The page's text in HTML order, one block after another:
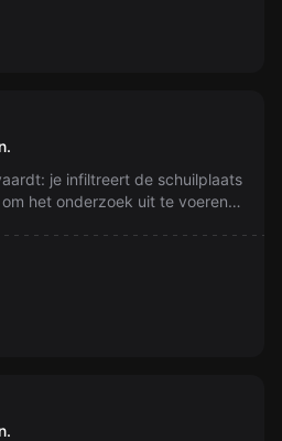
detective
je infiltreert de schuilplaats
het onderzoek uit te voeren.